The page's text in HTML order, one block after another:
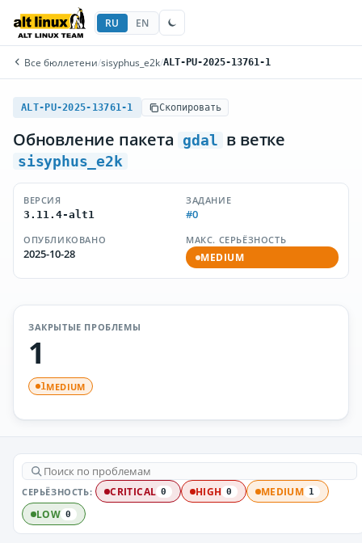
RU EN
Все бюллетени/sisyphus_e2k/ALT-PU-2025-13761-1
ALT-PU-2025-13761-1 Скопировать
Обновление пакета gdal в ветке
sisyphus_e2k
ВЕРСИЯ
3.11.4-alt1
ЗАДАНИЕ
#0
ОПУБЛИКОВАНО
2025-10-28
МАКС. СЕРЬЁЗНОСТЬ
MEDIUM
ЗАКРЫТЫЕ ПРОБЛЕМЫ
1
1MEDIUM
СЕРЬЁЗНОСТЬ: CRITICAL 0 HIGH 0 MEDIUM 1
LOW 0